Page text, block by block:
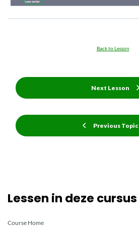
Previous Topic
Back to Lesson
Next Lesson
Lessen in deze cursus
Course Home